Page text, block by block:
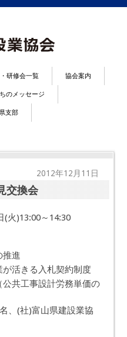
研修会一覧 協会案内
のメッセージ
支部
2012年12月11日
交換会
)13:00～14:30
推進
活きる入札契約制度
共工事設計労務単価の
、(社)富山県建設業協